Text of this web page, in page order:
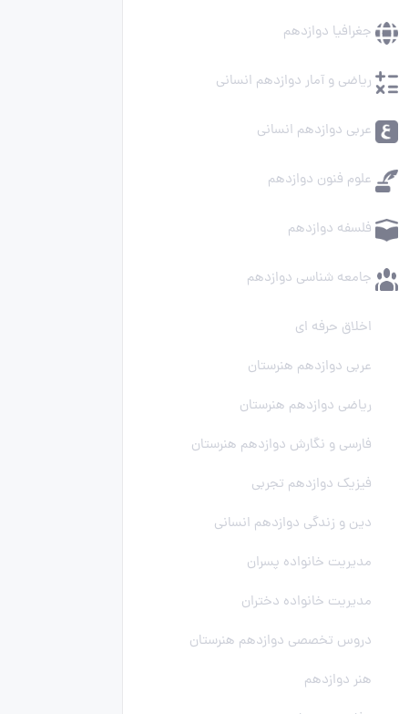
جغرافیا دوازدهم
ریاضی و آمار دوازدهم انسانی
عربی دوازدهم انسانی
علوم فنون دوازدهم
فلسفه دوازدهم
جامعه شناسی دوازدهم
اخلاق حرفه ای
عربی دوازدهم هنرستان
ریاضی دوازدهم هنرستان
فارسی و نگارش دوازدهم هنرستان
فیزیک دوازدهم تجربی
دین و زندگی دوازدهم انسانی
مدیریت خانواده پسران
مدیریت خانواده دختران
دروس تخصصی دوازدهم هنرستان
هنر دوازدهم